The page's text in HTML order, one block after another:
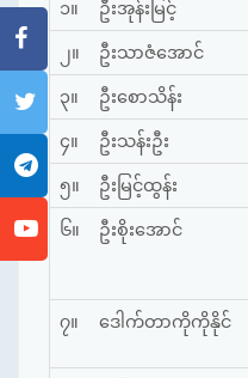
၁။ ဦးအုန်းမြင့်
၂။ ဦးသာဇံအောင်
၃။ ဦးစောသိန်း
၄။ ဦးသန်းဦး
၅။ ဦးမြင့်ထွန်း
၆။ ဦးစိုးအောင်
၇။ ဒေါက်တာကိုကိုနိုင်